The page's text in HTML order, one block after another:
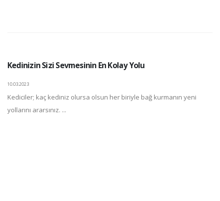
Kedinizin Sizi Sevmesinin En Kolay Yolu
10.03.2023
Kediciler; kaç kediniz olursa olsun her biriyle bağ kurmanın yeni
yollarını ararsınız. ...